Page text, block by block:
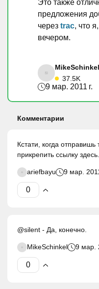
Это также
предложения
через trac, что
вечером.
MikeSchinkel
37.5K
9 мар. 2011 г.
Комментарии
Кстати, когда
прикрепить ссылку здесь.
ariefbayu 9 мар.
@silent - Да, конечно.
MikeSchinkel 9 мар.